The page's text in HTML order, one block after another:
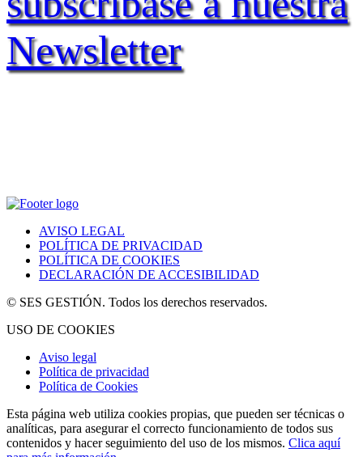
Newsletter
AVISO LEGAL
POLÍTICA DE PRIVACIDAD
POLÍTICA DE COOKIES
DECLARACIÓN DE ACCESIBILIDAD
© SES GESTIÓN. Todos los derechos reservados.
USO DE COOKIES
Aviso legal
Política de privacidad
Política de Cookies
Esta página web utiliza cookies propias, que pueden ser técnicas o
analíticas, para asegurar el correcto funcionamiento de todos sus
contenidos y hacer seguimiento del uso de los mismos. Clica aquí